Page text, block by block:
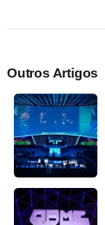
Outros Artigos